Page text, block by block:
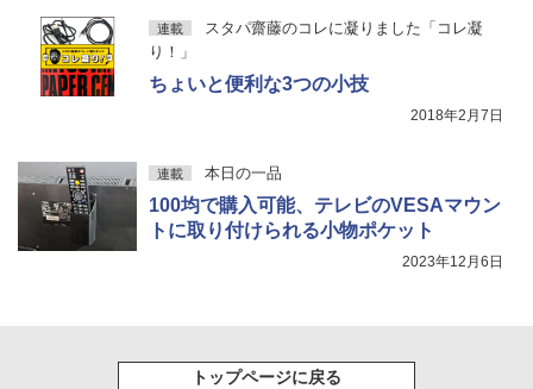
連載
スタパ齋藤のコレに凝りました「コレ凝
り！」
ちょいと便利な3つの小技
2018年2月7日
連載 本日の一品
100均で購入可能、テレビのVESAマウン
トに取り付けられる小物ポケット
2023年12月6日
トップページに戻る